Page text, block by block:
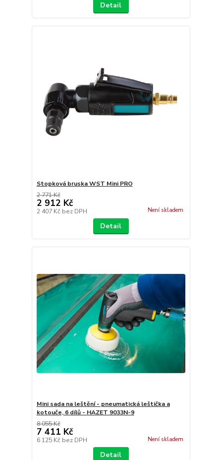
Detail
Stopková bruska WST Mini PRO
2 771 Kč
2 912 Kč
2 407 Kč bez DPH Není skladem
Detail
Mini sada na leštění - pneumatická leštička a
kotouče, 6 dílů - HAZET 9033N-9
8 055 Kč
7 411 Kč
6 125 Kč bez DPH Není skladem
Detail